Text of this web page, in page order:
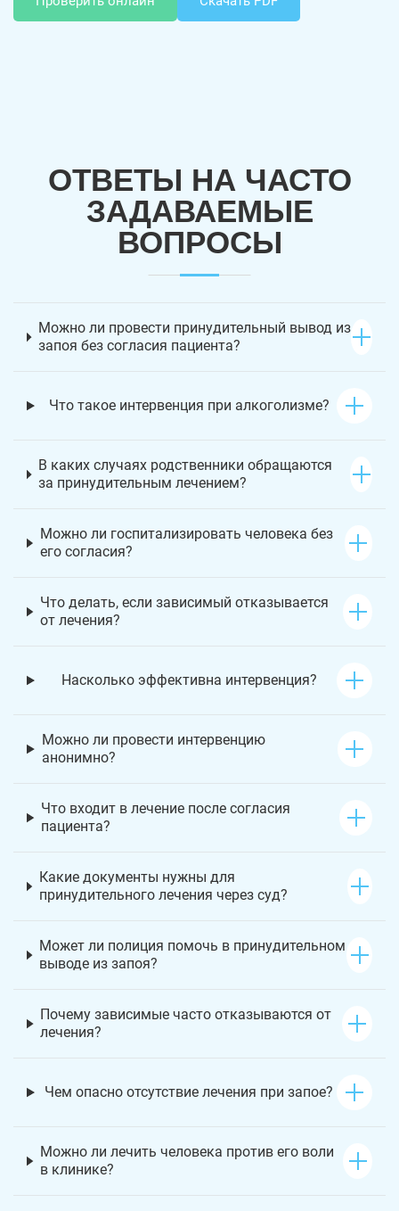
ОТВЕТЫ НА ЧАСТО
ЗАДАВАЕМЫЕ
ВОПРОСЫ
Можно ли провести принудительный вывод из
запоя без согласия пациента?
Что такое интервенция при алкоголизме?
В каких случаях родственники обращаются
за принудительным лечением?
Можно ли госпитализировать человека без
его согласия?
Что делать, если зависимый отказывается
от лечения?
Насколько эффективна интервенция?
Можно ли провести интервенцию
анонимно?
Что входит в лечение после согласия
пациента?
Какие документы нужны для
принудительного лечения через суд?
Может ли полиция помочь в принудительном
выводе из запоя?
Почему зависимые часто отказываются от
лечения?
Чем опасно отсутствие лечения при запое?
Можно ли лечить человека против его воли
в клинике?